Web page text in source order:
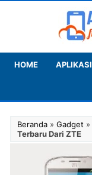
HOME APLIKASI
Beranda» Gadget »
Terbaru Dari ZTE